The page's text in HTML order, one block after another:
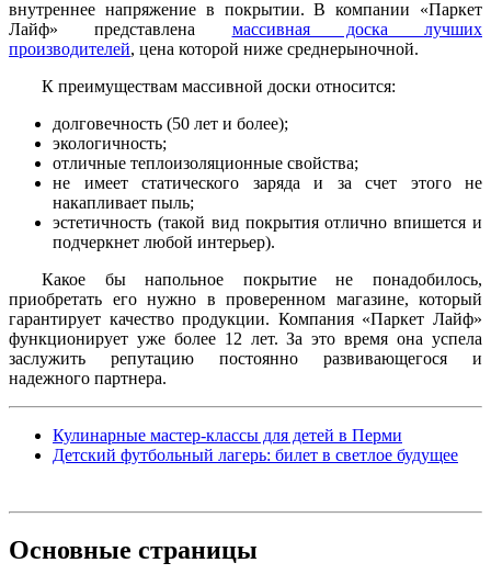
внутреннее напряжение в покрытии. В компании «Паркет
Лайф» представлена массивная доска лучших
производителей, цена которой ниже среднерыночной.
К преимуществам массивной доски относится:
долговечность (50 лет и более);
экологичность;
отличные теплоизоляционные свойства;
не имеет статического заряда и за счет этого не
накапливает пыль;
эстетичность (такой вид покрытия отлично впишется и
подчеркнет любой интерьер).
Какое бы напольное покрытие не понадобилось,
приобретать его нужно в проверенном магазине, который
гарантирует качество продукции. Компания «Паркет Лайф»
функционирует уже более 12 лет. За это время она успела
заслужить репутацию постоянно развивающегося и
надежного партнера.
Кулинарные мастер-классы для детей в Перми
Детский футбольный лагерь: билет в светлое будущее
Основные страницы